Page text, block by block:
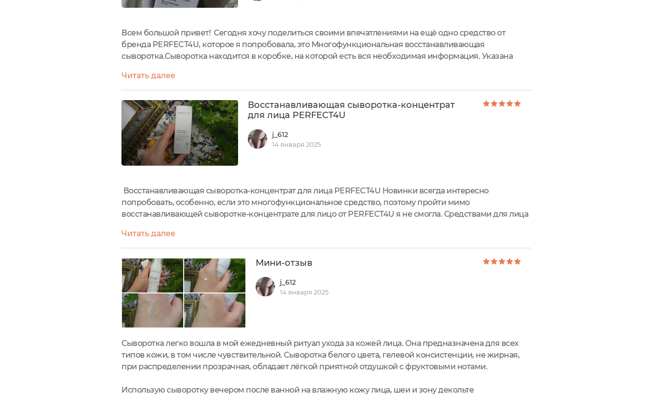
стабильность и безопасность формулы.
-Экстракт критмума морского — оказывает мощное омолаживающее и восстанавливающее действие. Стимулирует
выработку особых липидов, уплотняющих структуру кожи, а также коллагена и эластина. Насыщает кожу необходимыми
минералами, увлажняет и препятствует потере влаги. Является активным антиоксидантом и защищает от негативного
влияния УФ-излучения. Матирует кожу и сужает поры, уменьшает пигментацию и выравнивает тон. А также устраняет
-Натуральный увлажняющий фактор (NMF) — восстанавливает гидролипидный барьер, обеспечивает глубокое увлажнение
-Церамиды* — сложные липиды, из которых на 50% состоит защитный слой кожи. Восстанавливают его целостность,
препятствуют потере влаги.
-Ниацинамид (витамин В3) — устраняет сухость и повышенную чувствительность кожи. Стимулирует синтез коллагена,
эластина и церамидов, замедляет процессы фото- и биостарения, борется с пигментацией. Придает коже сияние. Укрепляет
стенки сосудов.
-Экстракт цветов дамасской розы — насыщает кожу влагой, витаминами и полезными микроэлементами. Ускоряет
восстановление. Оказывает активное омолаживающее действие, стимулирует выработку коллагена. Придает упругость,
разглаживает морщины, укрепляет овал лица. Делает кожу шелковистой и нежной, помогает ей лучше противостоять
негативным факторам окружающей среды.
-Бетаин — эффективно увлажняет и смягчает кожу.
-Гидролизованные коллаген и эластин — повышают упругость и эластичность, глубоко увлажняют, омолаживают.
-Гиалуроновая и полиглутаминовая кислоты — мощный увлажняющий комплекс, закрепляет в коже влагу, разглаживает
-Сок алоэ вера — стимулирует синтез коллагена и эластина, придает упругость, увлажняет и омолаживает, смягчает и
Всем большой привет! Сегодня хочу поделиться своими впечатлениями на ещё одно средство от
бренда PERFECT4U, которое я попробовала, это Многофункциональная восстанавливающая
сыворотка.Сыворотка находится в коробке, на которой есть вся необходимая информация. Указана
состав, срок годности. Состав:Вода, экстракт...
Читать далее
Восстанавливающая сыворотка-концентрат
для лица PERFECT4U
j_612
14 января 2025
Восстанавливающая сыворотка-концентрат для лица PERFECT4U Новинки всегда интересно
попробовать, особенно, если это многофункциональное средство, поэтому пройти мимо
восстанавливающей сыворотке-концентрате для лицо от PERFECT4U я не смогла. Средствами для лица
ритуал ухода за кожей лица. Зацикливаться...
Читать далее
Мини-отзыв
j_612
14 января 2025
Сыворотка легко вошла в мой ежедневный ритуал ухода за кожей лица. Она предназначена для всех
типов кожи, в том числе чувствительной. Сыворотка белого цвета, гелевой консистенции, не жирная,
при распределении прозрачная, обладает лёгкой приятной отдушкой с фруктовыми нотами.
Использую сыворотку вечером после ванной на влажную кожу лица, шеи и зону декольте